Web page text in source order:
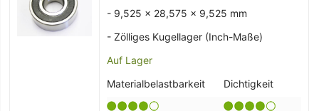
- 9,525 x 28,575 x 9,525 mm
- Zölliges Kugellager (Inch-Maße)
Auf Lager
Materialbelastbarkeit
Dichtigkeit